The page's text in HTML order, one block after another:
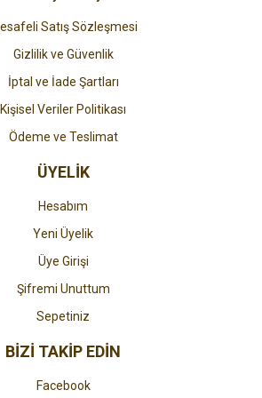
Satış Sözleşmesi
Gizlilik ve Güvenlik
İptal ve İade Şartları
Kişisel Veriler Politikası
Ödeme ve Teslimat
ÜYELİK
Hesabım
Yeni Üyelik
Üye Girişi
Şifremi Unuttum
Sepetiniz
BİZİ TAKİP EDİN
Facebook